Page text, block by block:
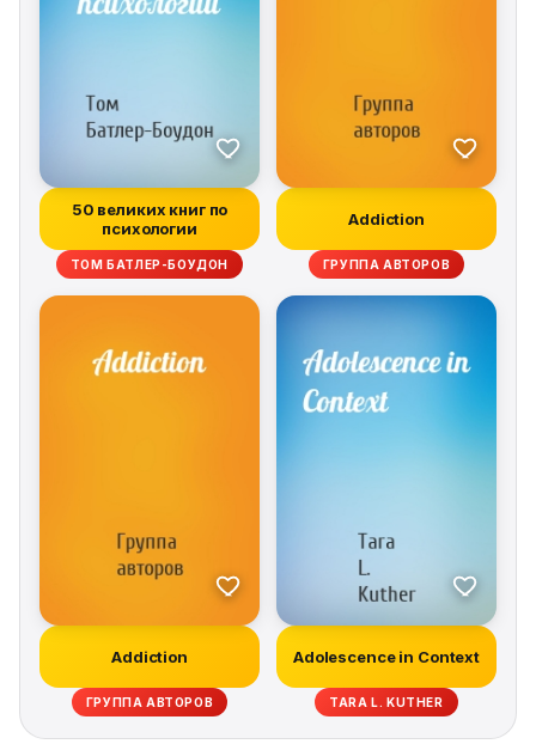
50 великих книг по
психологии
ТОМ БАТЛЕР-БОУДОН
Addiction
ГРУППА АВТОРОВ
Addiction
ГРУППА АВТОРОВ
Adolescence in Context
TARA L. KUTHER